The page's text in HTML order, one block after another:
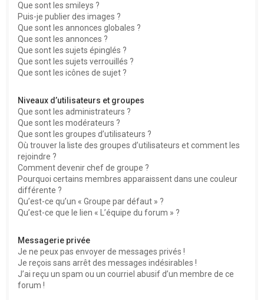
Que sont les smileys ?
Puis-je publier des images ?
Que sont les annonces globales ?
Que sont les annonces ?
Que sont les sujets épinglés ?
Que sont les sujets verrouillés ?
Que sont les icônes de sujet ?
Niveaux d’utilisateurs et groupes
Que sont les administrateurs ?
Que sont les modérateurs ?
Que sont les groupes d’utilisateurs ?
Où trouver la liste des groupes d’utilisateurs et comment les
rejoindre ?
Comment devenir chef de groupe ?
Pourquoi certains membres apparaissent dans une couleur
différente ?
Qu’est-ce qu’un « Groupe par défaut » ?
Qu’est-ce que le lien « L’équipe du forum » ?
Messagerie privée
Je ne peux pas envoyer de messages privés !
Je reçois sans arrêt des messages indésirables !
J’ai reçu un spam ou un courriel abusif d’un membre de ce
forum !